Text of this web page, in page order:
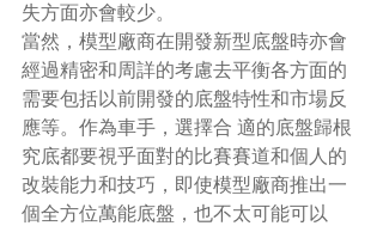
失方面亦會較少。
當然，模型廠商在開發新型底盤時亦會
經過精密和周詳的考慮去平衡各方面的
需要包括以前開發的底盤特性和市場反
應等。作為車手，選擇合 適的底盤歸根
究底都要視乎面對的比賽賽道和個人的
改裝能力和技巧，即使模型廠商推出一
個全方位萬能底盤，也不太可能可以